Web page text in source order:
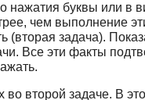
буквы или в
чем выполнение
(вторая задача).
Все эти факты
второй задаче. В